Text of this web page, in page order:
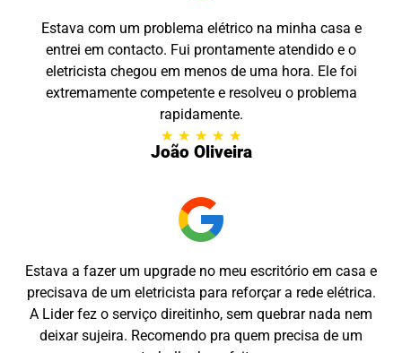
Estava com um problema elétrico na minha casa e
entrei em contacto. Fui prontamente atendido e o
eletricista chegou em menos de uma hora. Ele foi
extremamente competente e resolveu o problema
rapidamente.
★ ★ ★ ★ ★
João Oliveira
Estava a fazer um upgrade no meu escritório em casa e
precisava de um eletricista para reforçar a rede elétrica.
A Lider fez o serviço direitinho, sem quebrar nada nem
deixar sujeira. Recomendo pra quem precisa de um